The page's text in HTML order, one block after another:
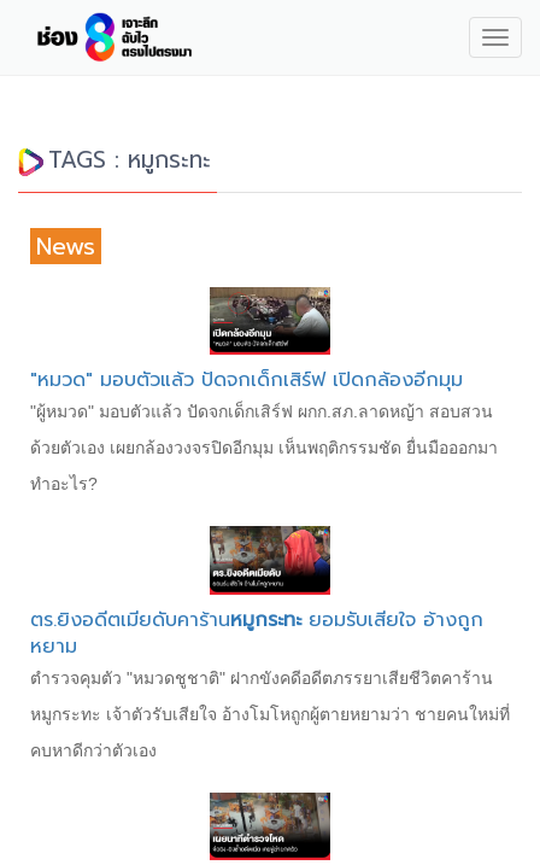
TAGS : หมูกระทะ
News
"หมวด" มอบตัวแล้ว ปัดจกเด็กเสิร์ฟ เปิดกล้องอีกมุม
"ผู้หมวด" มอบตัวแล้ว ปัดจกเด็กเสิร์ฟ ผกก.สภ.ลาดหญ้า สอบสวน
ด้วยตัวเอง เผยกล้องวงจรปิดอีกมุม เห็นพฤติกรรมชัด ยื่นมือออกมา
ทำอะไร?
ตร.ยิงอดีตเมียดับคาร้านหมูกระทะยอมรับเสียใจ อ้างถูก
หยาม
ตำรวจคุมตัว "หมวดชูชาติ" ฝากขังคดีอดีตภรรยาเสียชีวิตคาร้าน
หมูกระทะ เจ้าตัวรับเสียใจ อ้างโมโหถูกผู้ตายหยามว่า ชายคนใหม่ที่
คบหาดีกว่าตัวเอง